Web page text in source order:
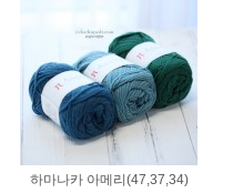
하마나카 아메리(47,37,34)